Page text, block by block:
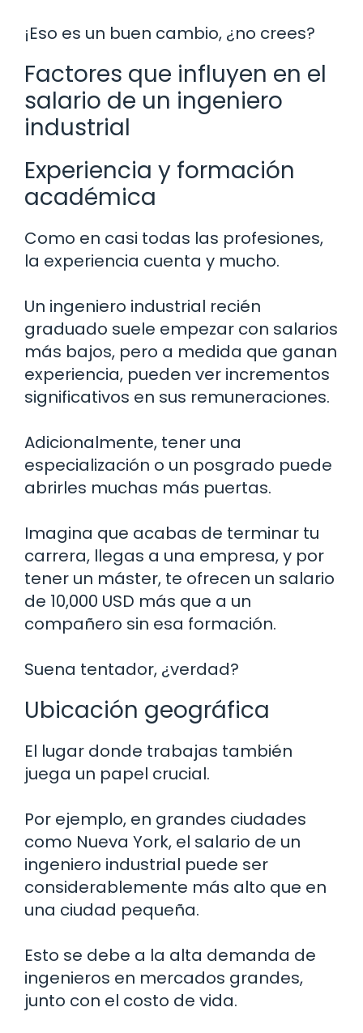
¡Eso es un buen cambio, ¿no crees?
Factores que influyen en el
salario de un ingeniero
industrial
Experiencia y formación
académica
Como en casi todas las profesiones,
la experiencia cuenta y mucho.
Un ingeniero industrial recién
graduado suele empezar con salarios
más bajos, pero a medida que ganan
experiencia, pueden ver incrementos
significativos en sus remuneraciones.
Adicionalmente, tener una
especialización o un posgrado puede
abrirles muchas más puertas.
Imagina que acabas de terminar tu
carrera, llegas a una empresa, y por
tener un máster, te ofrecen un salario
de 10,000 USD más que a un
compañero sin esa formación.
Suena tentador, ¿verdad?
Ubicación geográfica
El lugar donde trabajas también
juega un papel crucial.
Por ejemplo, en grandes ciudades
como Nueva York, el salario de un
ingeniero industrial puede ser
considerablemente más alto que en
una ciudad pequeña.
Esto se debe a la alta demanda de
ingenieros en mercados grandes,
junto con el costo de vida.